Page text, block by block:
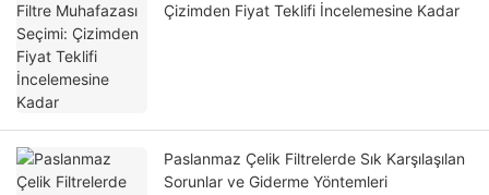
Çizimden Fiyat Teklifi İncelemesine Kadar
Paslanmaz Çelik Filtrelerde Sık Karşılaşılan
Sorunlar ve Giderme Yöntemleri